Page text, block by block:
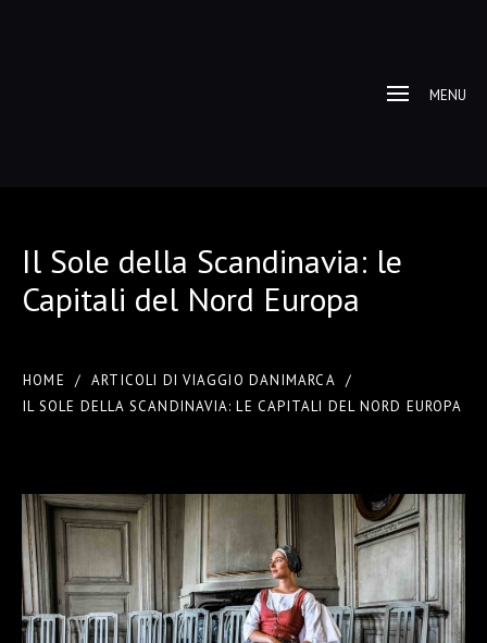
MENU
Il Sole della Scandinavia: le
Capitali del Nord Europa
HOME / ARTICOLI DI VIAGGIO DANIMARCA /
IL SOLE DELLA SCANDINAVIA: LE CAPITALI DEL NORD EUROPA